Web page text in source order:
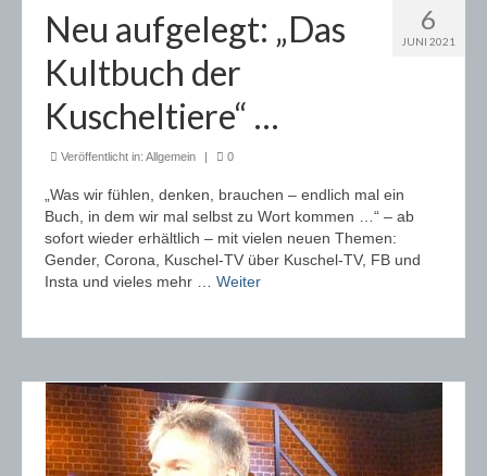
Wochenschau
99 Grad
… KULTBUCH
Hier geht´s direkt zum Kultbuch …
Wer schreibt denn sowas?
Plüschzone – von A wie Abstammung bis Z wie
„beim Zoll“
Urlaub: Welches Kuscheltier darf mit?
Warum wir Kuscheltiere so sehr lieben …
6
JUNI 2021
Neu aufgelegt: „Das
Kultbuch der
Kuscheltiere“ …
Veröffentlicht in: Allgemein 0
„Was wir fühlen, denken, brauchen – endlich mal ein
Buch, in dem wir mal selbst zu Wort kommen …“ – ab
sofort wieder erhältlich – mit vielen neuen Themen:
Gender, Corona, Kuschel-TV über Kuschel-TV, FB und
Insta und vieles mehr … Weiter